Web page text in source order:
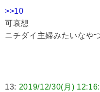
>>10
可哀想
ニチダイ主婦みたいなや
13: 2019/12/30(月)